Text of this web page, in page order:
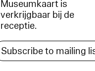
Museumkaart is
verkrijgbaar bij de
receptie.